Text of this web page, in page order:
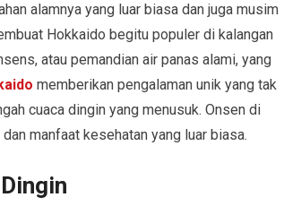
alamnya yang luar biasa dan juga musim
Hokkaido begitu populer di kalangan
atau pemandian air panas alami, yang
memberikan pengalaman unik yang tak
cuaca dingin yang menusuk. Onsen di
manfaat kesehatan yang luar biasa.